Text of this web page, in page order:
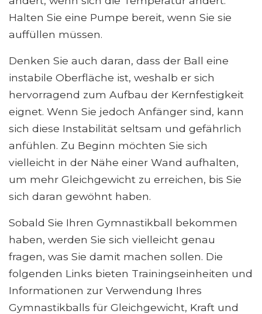
Halten Sie eine Pumpe bereit, wenn Sie sie
auffüllen müssen.
Denken Sie auch daran, dass der Ball eine
instabile Oberfläche ist, weshalb er sich
hervorragend zum Aufbau der Kernfestigkeit
eignet. Wenn Sie jedoch Anfänger sind, kann
sich diese Instabilität seltsam und gefährlich
anfühlen. Zu Beginn möchten Sie sich
vielleicht in der Nähe einer Wand aufhalten,
um mehr Gleichgewicht zu erreichen, bis Sie
sich daran gewöhnt haben.
Sobald Sie Ihren Gymnastikball bekommen
haben, werden Sie sich vielleicht genau
fragen, was Sie damit machen sollen. Die
folgenden Links bieten Trainingseinheiten und
Informationen zur Verwendung Ihres
Gymnastikballs für Gleichgewicht, Kraft und